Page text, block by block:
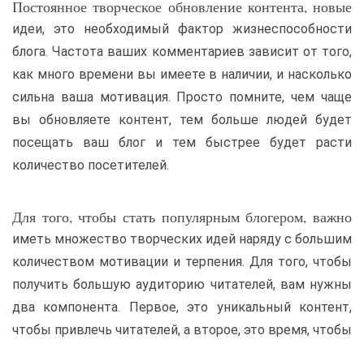
Постоянное творческое обновление контента, новые
идеи, это необходимый фактор жизнеспособности
блога. Частота ваших комментариев зависит от того,
как много времени вы имеете в наличии, и насколько
сильна ваша мотивация. Просто помните, чем чаще
вы обновляете контент, тем больше людей будет
посещать ваш блог и тем быстрее будет расти
количество посетителей.
Для того, чтобы стать популярным блогером, важно
иметь множество творческих идей наряду с большим
количеством мотивации и терпения. Для того, чтобы
получить большую аудиторию читателей, вам нужны
два компонента. Первое, это уникальный контент,
чтобы привлечь читателей, а второе, это время, чтобы